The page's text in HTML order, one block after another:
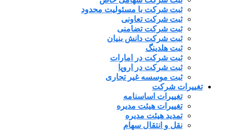
ثبت شرکت با مسئولیت محدود
ثبت شرکت تعاونی
ثبت شرکت تضامنی
ثبت شرکت دانش بنیان
ثبت هلدینگ
ثبت شرکت در امارات
ثبت شرکت در اروپا
ثبت موسسه غیر تجاری
تغییرات شرکت
تغییرات اساسنامه
تغییرات هیئت مدیره
تمدید هیئت مدیره
نقل و انتقال سهام